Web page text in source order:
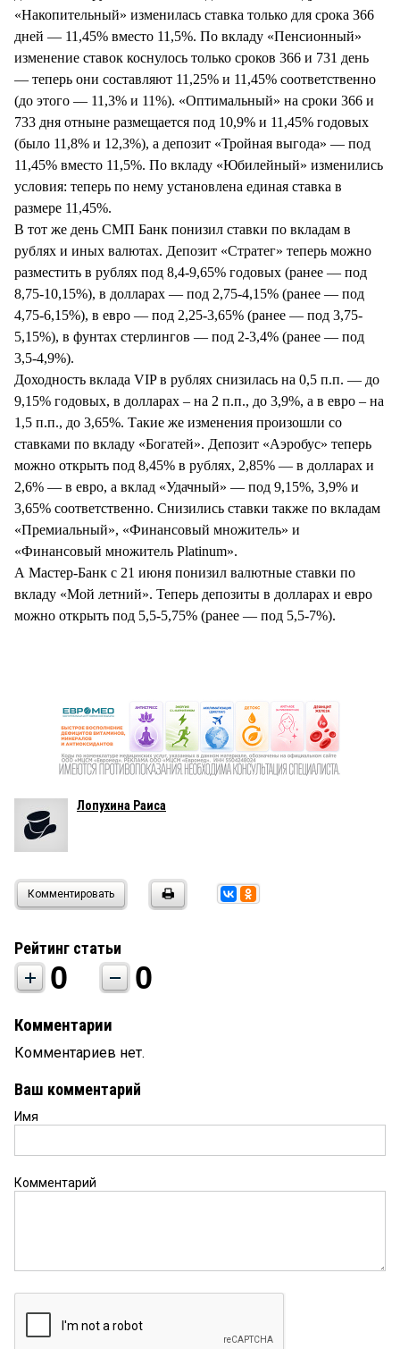
«Накопительный» изменилась ставка только для срока 366
дней — 11,45% вместо 11,5%. По вкладу «Пенсионный»
изменение ставок коснулось только сроков 366 и 731 день
— теперь они составляют 11,25% и 11,45% соответственно
(до этого — 11,3% и 11%). «Оптимальный» на сроки 366 и
733 дня отныне размещается под 10,9% и 11,45% годовых
(было 11,8% и 12,3%), а депозит «Тройная выгода» — под
11,45% вместо 11,5%. По вкладу «Юбилейный» изменились
условия: теперь по нему установлена единая ставка в
размере 11,45%.
В тот же день СМП Банк понизил ставки по вкладам в
рублях и иных валютах. Депозит «Стратег» теперь можно
разместить в рублях под 8,4-9,65% годовых (ранее — под
8,75-10,15%), в долларах — под 2,75-4,15% (ранее — под
4,75-6,15%), в евро — под 2,25-3,65% (ранее — под 3,75-
5,15%), в фунтах стерлингов — под 2-3,4% (ранее — под
3,5-4,9%).
Доходность вклада VIP в рублях снизилась на 0,5 п.п. — до
9,15% годовых, в долларах – на 2 п.п., до 3,9%, а в евро – на
1,5 п.п., до 3,65%. Такие же изменения произошли со
ставками по вкладу «Богатей». Депозит «Аэробус» теперь
можно открыть под 8,45% в рублях, 2,85% — в долларах и
2,6% — в евро, а вклад «Удачный» — под 9,15%, 3,9% и
3,65% соответственно. Снизились ставки также по вкладам
«Премиальный», «Финансовый множитель» и
«Финансовый множитель Platinum».
А Мастер-Банк с 21 июня понизил валютные ставки по
вкладу «Мой летний». Теперь депозиты в долларах и евро
можно открыть под 5,5-5,75% (ранее — под 5,5-7%).
Лопухина Раиса
Комментировать
Рейтинг статьи
0 0
Комментарии
Комментариев нет.
Ваш комментарий
Имя
Комментарий